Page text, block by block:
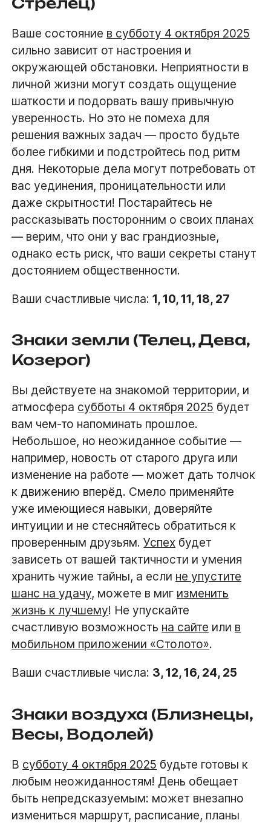
Ваше состояние в субботу 4 октября 2025
сильно зависит от настроения и
окружающей обстановки. Неприятности в
личной жизни могут создать ощущение
шаткости и подорвать вашу привычную
уверенность. Но это не помеха для
решения важных задач — просто будьте
более гибкими и подстройтесь под ритм
дня. Некоторые дела могут потребовать от
вас уединения, проницательности или
даже скрытности! Постарайтесь не
рассказывать посторонним о своих планах
— верим, что они у вас грандиозные,
однако есть риск, что ваши секреты станут
достоянием общественности.
Ваши счастливые числа:1, 10, 11, 18, 27
Знаки земли (Телец, Дева,
Козерог)
Вы действуете на знакомой территории, и
атмосфера субботы 4 октября 2025 будет
вам чем-то напоминать прошлое.
Небольшое, но неожиданное событие —
например, новость от старого друга или
изменение на работе — может дать толчок
к движению вперёд. Смело применяйте
уже имеющиеся навыки, доверяйте
интуиции и не стесняйтесь обратиться к
проверенным друзьям.Успех будет
зависеть от вашей тактичности и умения
хранить чужие тайны, а если не упустите
шанс на удачу, можете в миг изменить
жизнь к лучшему! Не упускайте
счастливую возможность на сайте или в
мобильном приложении «Столото».
Ваши счастливые числа: 3, 12, 16, 24, 25
Знаки воздуха (Близнецы,
Весы, Водолей)
В субботу 4 октября 2025 будьте готовы к
любым неожиданностям! День обещает
быть непредсказуемым: может внезапно
измениться маршрут, расписание, планы